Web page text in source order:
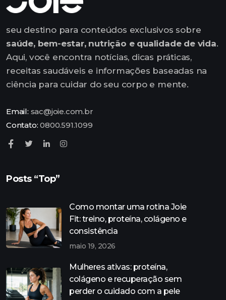
seu destino para conteúdos exclusivos sobre
saúde, bem-estar, nutrição e qualidade de vida.
Aqui, você encontra notícias, dicas práticas,
receitas saudáveis e informações baseadas na
ciência para cuidar do seu corpo e mente.
Email: sac@joie.com.br
Contato:0800.591.1099
Posts “Top”
Como montar uma rotina Joie
Fit: treino, proteína, colágeno e
consistência
maio 19, 2026
Mulheres ativas: proteína,
colágeno e recuperação sem
perder o cuidado com a pele